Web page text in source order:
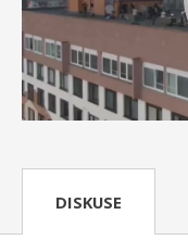
DISKUSE